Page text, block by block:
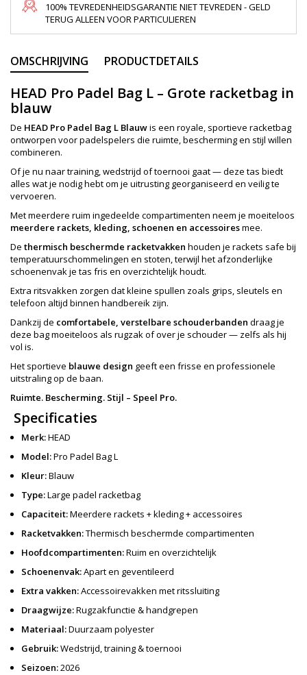
100% TEVREDENHEIDSGARANTIE NIET TEVREDEN - GELD
TERUG ALLEEN VOOR PARTICULIEREN
OMSCHRIJVING PRODUCTDETAILS
HEAD Pro Padel Bag L – Grote racketbag in
blauw
De HEAD Pro Padel Bag L Blauwis een royale, sportieve racketbag
ontworpen voor padelspelers die ruimte, bescherming en stijl willen
combineren.
Of je nu naar training, wedstrijd of toernooi gaat — deze tas biedt
alles wat je nodig hebt om je uitrusting georganiseerd en veilig te
vervoeren.
Met meerdere ruim ingedeelde compartimenten neem je moeiteloos
meerdere rackets, kleding, schoenen en accessoiresmee.
De thermisch beschermde racketvakken houden je rackets safe bij
temperatuurschommelingen en stoten, terwijl het afzonderlijke
schoenenvak je tas fris en overzichtelijk houdt.
Extra ritsvakken zorgen dat kleine spullen zoals grips, sleutels en
telefoon altijd binnen handbereik zijn.
Dankzij de comfortabele, verstelbare schouderbanden draag je
deze bag moeiteloos als rugzak of over je schouder — zelfs als hij
vol is.
Het sportieve blauwe design geeft een frisse en professionele
uitstraling op de baan.
Ruimte. Bescherming. Stijl – Speel Pro.
Specificaties
Merk:HEAD
Model:Pro Padel Bag L
Kleur:Blauw
Type:Large padel racketbag
Capaciteit:Meerdere rackets + kleding + accessoires
Racketvakken:Thermisch beschermde compartimenten
Hoofdcompartimenten:Ruim en overzichtelijk
Schoenenvak:Apart en geventileerd
Extra vakken:Accessoirevakken met ritssluiting
Draagwijze:Rugzakfunctie & handgrepen
Materiaal:Duurzaam polyester
Gebruik:Wedstrijd, training & toernooi
Seizoen:2026